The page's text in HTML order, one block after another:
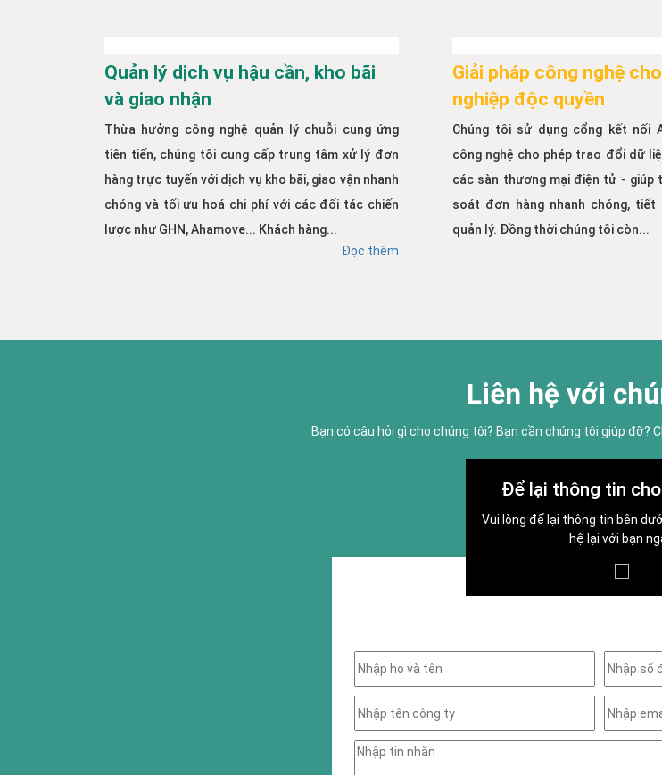
Quản lý dịch vụ hậu cần, kho bãi
và giao nhận
Thừa hưởng công nghệ quản lý chuỗi cung ứng
tiên tiến, chúng tôi cung cấp trung tâm xử lý đơn
hàng trực tuyến với dịch vụ kho bãi, giao vận nhanh
chóng và tối ưu hoá chi phí với các đối tác chiến
lược như GHN, Ahamove... Khách hàng...
Đọc thêm
Giải pháp công nghệ
nghiệp độc quyền
Chúng tôi sử dụng cổng kết nối
công nghệ cho phép trao đổi dữ
các sàn thương mại điện tử - giúp
soát đơn hàng nhanh chóng, tiết
quản lý. Đồng thời chúng tôi còn...
Liên hệ với
Bạn có câu hỏi gì cho chúng tôi? Bạn cần chúng tôi giúp đỡ?
Để lại thông tin
Vui lòng để lại thông tin bên
hệ lại với bạn